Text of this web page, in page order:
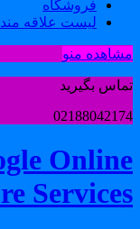
فروشگاه
لیست علاقه مندی
منو
بگیرید